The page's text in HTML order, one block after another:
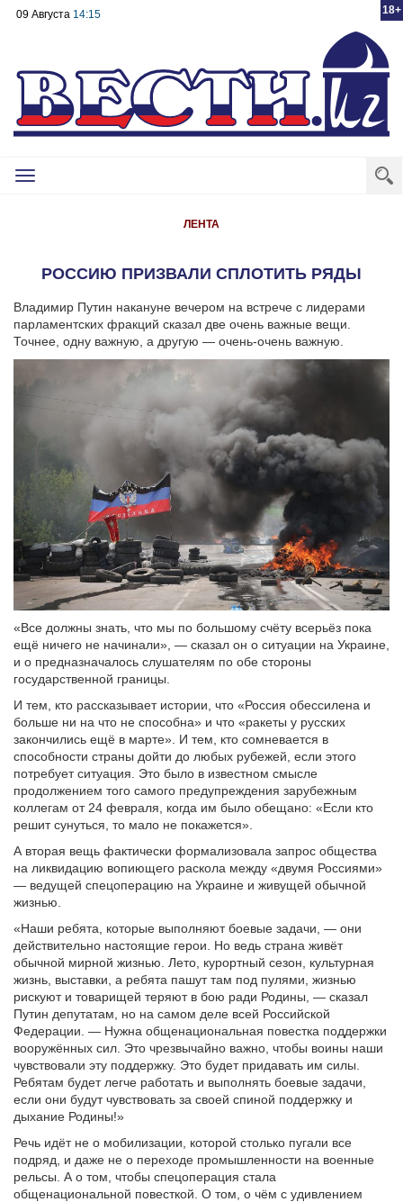
18+
09 Августа 14:15
Toggle
ЛЕНТА
РОССИЮ ПРИЗВАЛИ СПЛОТИТЬ РЯДЫ
Владимир Путин накануне вечером на встрече с лидерами
парламентских фракций сказал две очень важные вещи.
Точнее, одну важную, а другую — очень-очень важную.
«Все должны знать, что мы по большому счёту всерьёз пока
ещё ничего не начинали», — сказал он о ситуации на Украине,
и о предназначалось слушателям по обе стороны
государственной границы.
И тем, кто рассказывает истории, что «Россия обессилена и
больше ни на что не способна» и что «ракеты у русских
закончились ещё в марте». И тем, кто сомневается в
способности страны дойти до любых рубежей, если этого
потребует ситуация. Это было в известном смысле
продолжением того самого предупреждения зарубежным
коллегам от 24 февраля, когда им было обещано: «Если кто
решит сунуться, то мало не покажется».
А вторая вещь фактически формализовала запрос общества
на ликвидацию вопиющего раскола между «двумя Россиями»
— ведущей спецоперацию на Украине и живущей обычной
жизнью.
«Наши ребята, которые выполняют боевые задачи, — они
действительно настоящие герои. Но ведь страна живёт
обычной мирной жизнью. Лето, курортный сезон, культурная
жизнь, выставки, а ребята пашут там под пулями, жизнью
рискуют и товарищей теряют в бою ради Родины, — сказал
Путин депутатам, но на самом деле всей Российской
Федерации. — Нужна общенациональная повестка поддержки
вооружённых сил. Это чрезвычайно важно, чтобы воины наши
чувствовали эту поддержку. Это будет придавать им силы.
Ребятам будет легче работать и выполнять боевые задачи,
если они будут чувствовать за своей спиной поддержку и
дыхание Родины!»
Речь идёт не о мобилизации, которой столько пугали все
подряд, и даже не о переходе промышленности на военные
рельсы. А о том, чтобы спецоперация стала
общенациональной повесткой. О том, о чём с удивлением